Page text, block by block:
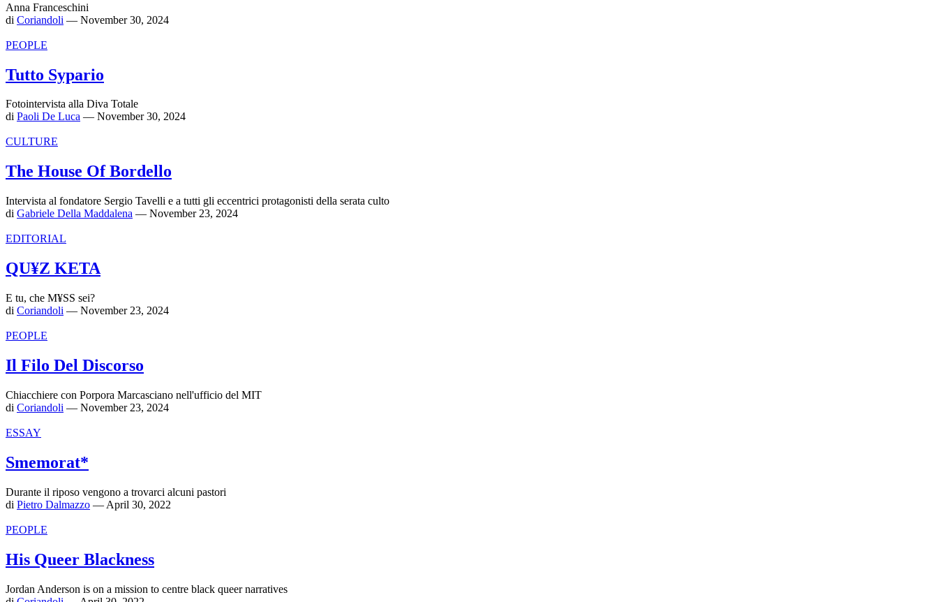
Anna Franceschini
di Coriandoli — November 30, 2024
PEOPLE
Tutto Sypario
Fotointervista alla Diva Totale
di Paoli De Luca — November 30, 2024
CULTURE
The House Of Bordello
Intervista al fondatore Sergio Tavelli e a tutti gli eccentrici protagonisti della serata culto
di Gabriele Della Maddalena — November 23, 2024
EDITORIAL
QU¥Z KETA
E tu, che M¥SS sei?
di Coriandoli — November 23, 2024
PEOPLE
Il Filo Del Discorso
Chiacchiere con Porpora Marcasciano nell'ufficio del MIT
di Coriandoli — November 23, 2024
ESSAY
Smemorat*
Durante il riposo vengono a trovarci alcuni pastori
di Pietro Dalmazzo — April 30, 2022
PEOPLE
His Queer Blackness
Jordan Anderson is on a mission to centre black queer narratives